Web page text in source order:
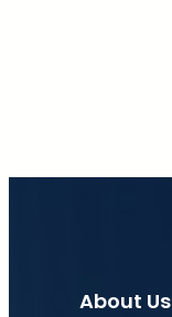
About Us